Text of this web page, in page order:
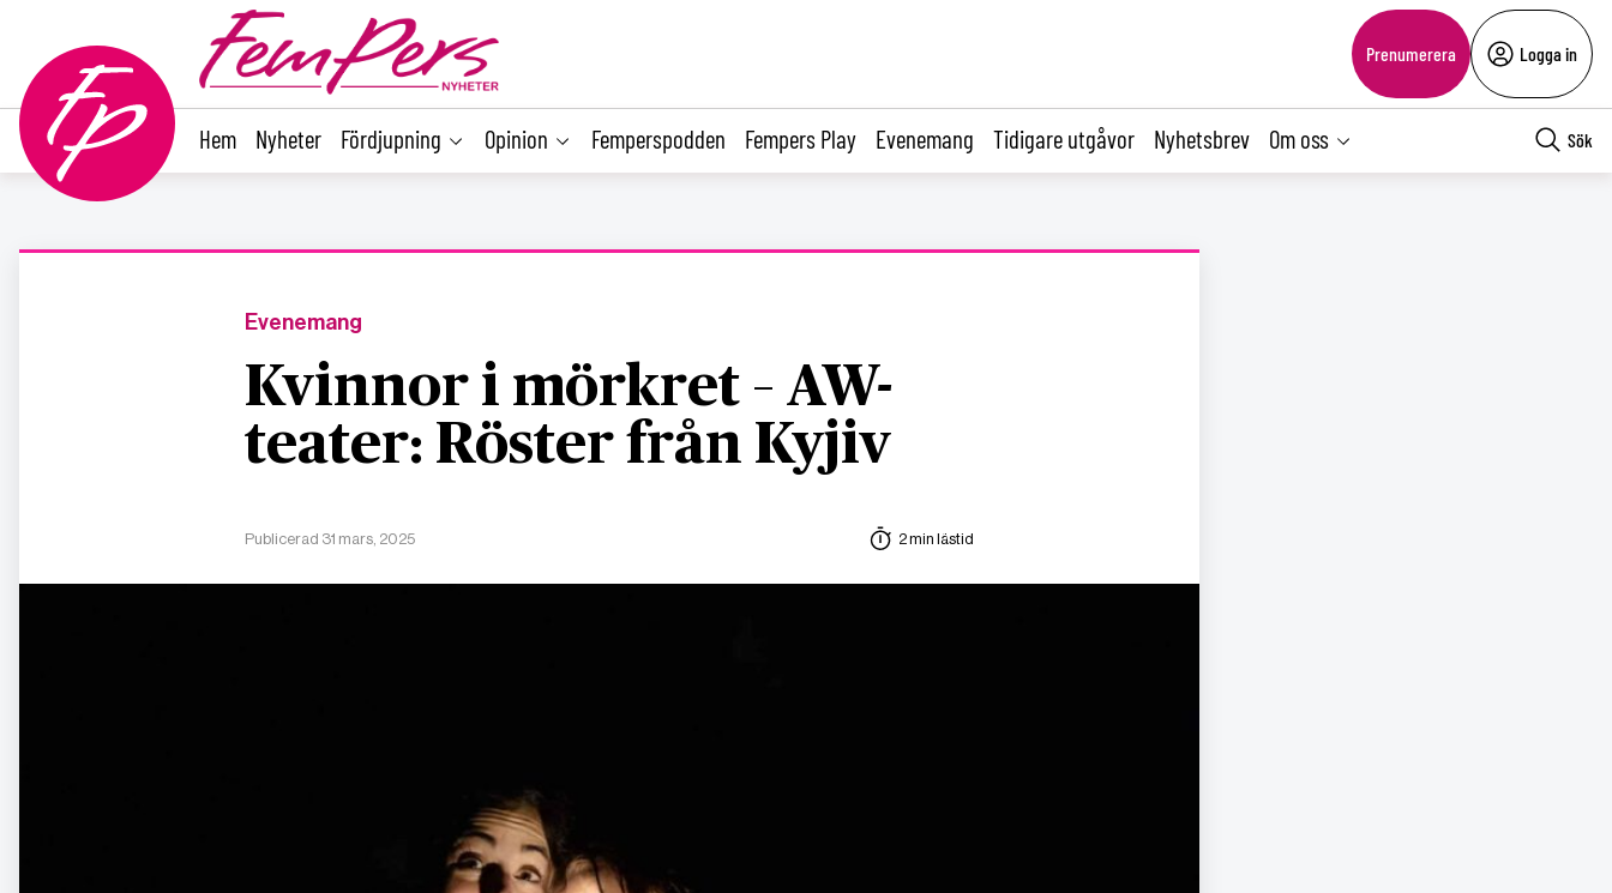
Prenumerera Logga in
Hem Nyheter Fördjupning Opinion Femperspodden Fempers Play Evenemang Tidigare utgåvor Nyhetsbrev Om oss Sök
Evenemang
Kvinnor i mörkret – AW-
teater: Röster från Kyjiv
Publicerad 31 mars, 2025 2 min lästid